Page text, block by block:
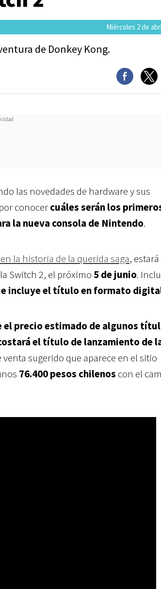
Miércoles 2 de
de Donkey Kong.
las novedades de hardware y sus
conocercuáles serán los
la nueva consola de Nintendo.
la historia de la querida saga, estará
Switch 2, el próximo 5 de junio.
incluye el título en formato
el precio estimado de algunos
el título de lanzamiento de
sugerido que aparece en el sitio
76.400 pesos chilenos con el